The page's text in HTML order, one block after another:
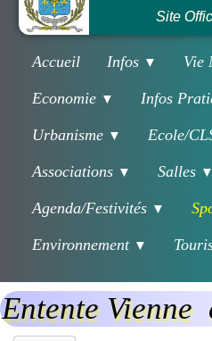
Site
Accueil Infos ▼ Vie
Economie ▼ Infos
Urbanisme ▼ Ecole/
Associations ▼ Salles ▼
Agenda/Festivités ▼
Environnement ▼
Entente Vienne